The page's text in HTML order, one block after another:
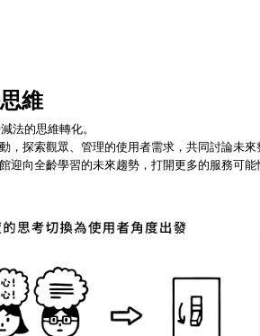
維
法的思維轉化。
，探索觀眾、管理的使用者需求，共同討論未
迎向全齡學習的未來趨勢，打開更多的服務可能